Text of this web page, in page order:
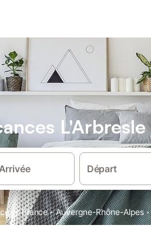
L'Arbresle
Départ
· France · Auvergne-Rhône-Alpes ·